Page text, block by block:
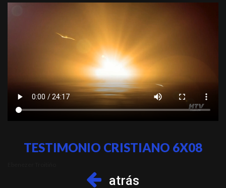
TESTIMONIO CRISTIANO 6X08
atrás